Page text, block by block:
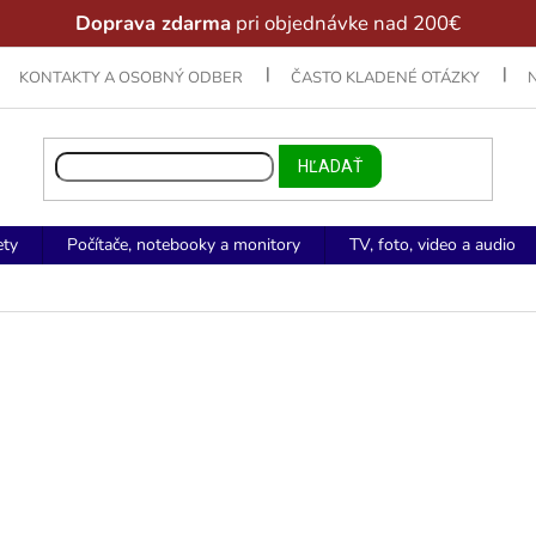
Doprava zdarma pri objednávke nad 200€
KONTAKTY A OSOBNÝ ODBER ČASTO KLADENÉ OTÁZKY
HĽADAŤ
Počítače, notebooky a monitory TV, foto, video a audio